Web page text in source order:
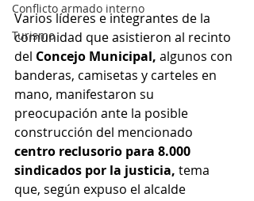
Conflicto armado interno
Turismo
Varios líderes e integrantes de la
comunidad que asistieron al recinto
del Concejo Municipal, algunos con
banderas, camisetas y carteles en
mano, manifestaron su
preocupación ante la posible
construcción del mencionado
centro reclusorio para 8.000
sindicados por la justicia, tema
que, según expuso el alcalde